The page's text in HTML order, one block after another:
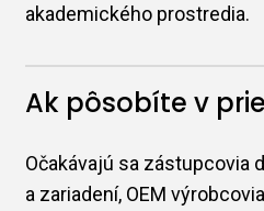
akademického prostredia.
Ak pôsobíte v
Očakávajú sa zástupcovia
a zariadení, OEM